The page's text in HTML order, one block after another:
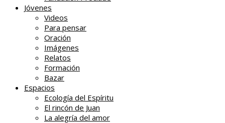
Jóvenes
Videos
Para pensar
Oración
Imágenes
Relatos
Formación
Bazar
Espacios
Ecología del Espíritu
El rincón de Juan
La alegría del amor